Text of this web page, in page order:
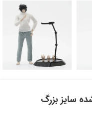
سایز بزرگ